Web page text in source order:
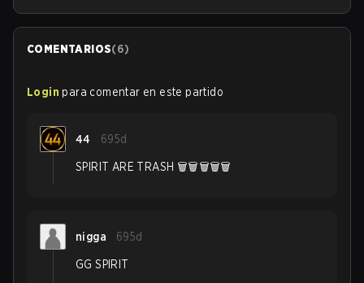
COMENTARIOS(6)
Login para comentar en este partido
44 695d
SPIRIT ARE TRASH 🗑️🗑️🗑️🗑️🗑️
nigga 695d
GG SPIRIT